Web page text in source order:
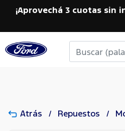
¡Aprovechá 3 cuotas sin
Atrás Repuestos